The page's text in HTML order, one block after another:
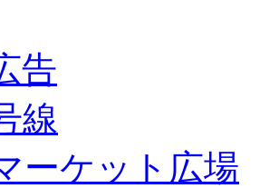
告
線
ーケット広場